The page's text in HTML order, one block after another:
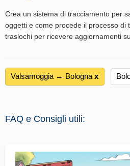
Crea un sistema di tracciamento per
oggetti e come procede il processo di
traslochi per ricevere aggiornamenti
Valsamoggia → Bologna х
FAQ e Consigli utili: